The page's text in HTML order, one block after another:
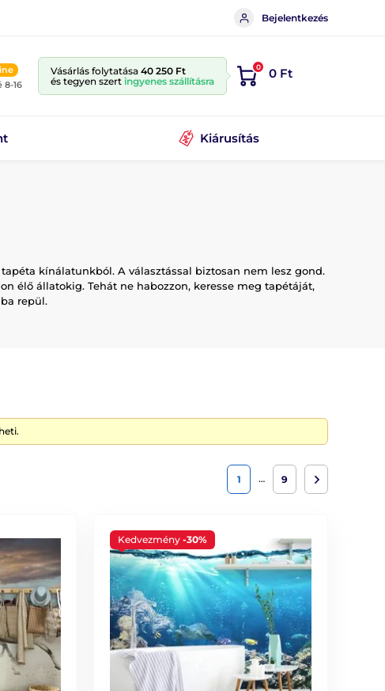
Bejelentkezés
8-16
Vásárlás folytatása 40 250 Ft
és tegyen szert ingyenes szállításra
0 0 Ft
Kiárusítás
kínálatunkból. A választással biztosan nem lesz gond.
élő állatokig. Tehát ne habozzon, keresse meg tapétáját,
repül.
1 … 9
Kedvezmény-30%